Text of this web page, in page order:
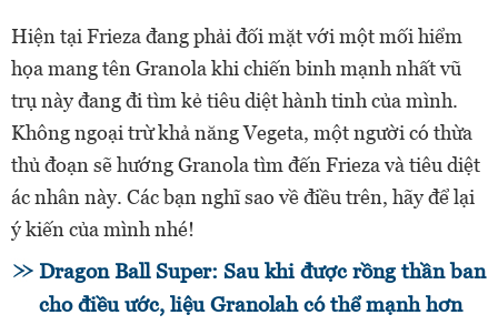
Hiện tại Frieza đang phải đối mặt với một mối hiểm
họa mang tên Granola khi chiến binh mạnh nhất vũ
trụ này đang đi tìm kẻ tiêu diệt hành tinh của mình.
Không ngoại trừ khả năng Vegeta, một người có thừa
thủ đoạn sẽ hướng Granola tìm đến Frieza và tiêu diệt
ác nhân này. Các bạn nghĩ sao về điều trên, hãy để lại
ý kiến của mình nhé!
Dragon Ball Super: Sau khi được rồng thần ban
cho điều ước, liệu Granolah có thể mạnh hơn